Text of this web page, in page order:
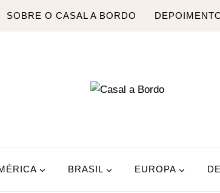
SOBRE O CASAL A BORDO
BRASIL EUROPA